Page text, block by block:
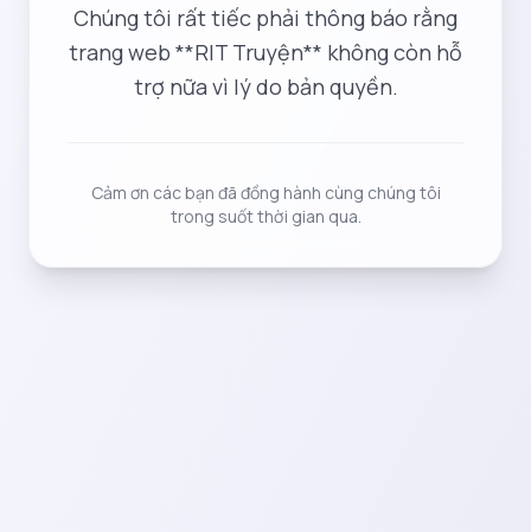
Chúng tôi rất tiếc phải thông báo rằng
trang web **RIT Truyện** không còn hỗ
trợ nữa vì lý do bản quyền.
Cảm ơn các bạn đã đồng hành cùng chúng tôi
trong suốt thời gian qua.